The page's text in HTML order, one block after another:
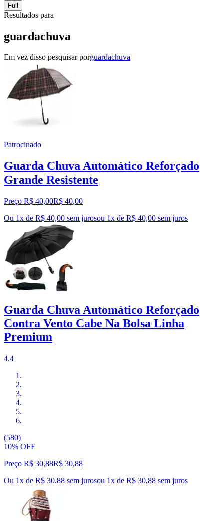
Full
Resultados para
guardachuva
Em vez disso pesquisar porguardachuva
Patrocinado
Guarda Chuva Automático Reforçado
Grande Resistente
Preço R$ 40,00R$ 40,00
Ou 1x de R$ 40,00 sem jurosou 1x de R$ 40,00 sem juros
Guarda Chuva Automático Reforçado
Contra Vento Cabe Na Bolsa Linha
Premium
4.4
(580)
10% OFF
Preço R$ 30,88R$ 30,88
Ou 1x de R$ 30,88 sem jurosou 1x de R$ 30,88 sem juros